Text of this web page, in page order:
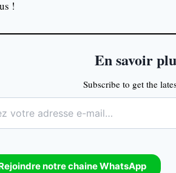
!
En savoir
Subscribe to get the
notre chaine WhatsApp